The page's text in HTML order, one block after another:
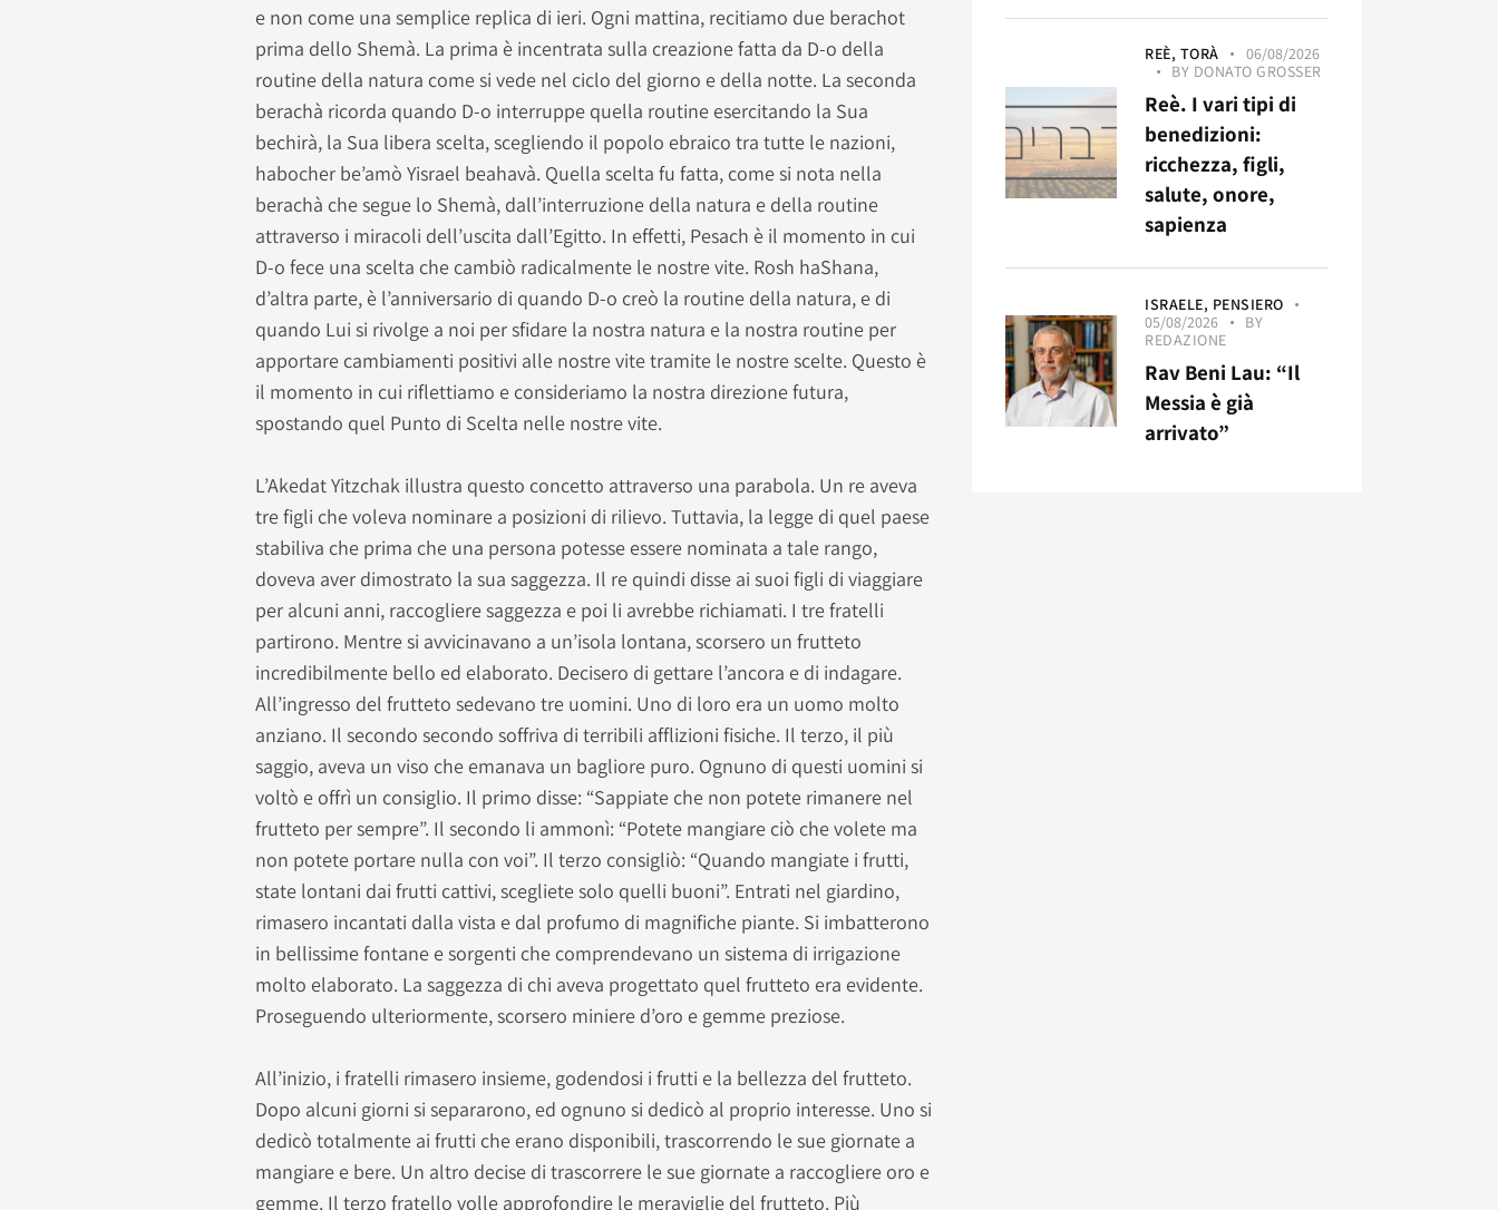
e non come una semplice replica di ieri. Ogni mattina, recitiamo due berachot
prima dello Shemà. La prima è incentrata sulla creazione fatta da D-o della
routine della natura come si vede nel ciclo del giorno e della notte. La seconda
berachà ricorda quando D-o interruppe quella routine esercitando la Sua
bechirà, la Sua libera scelta, scegliendo il popolo ebraico tra tutte le nazioni,
habocher be’amò Yisrael beahavà. Quella scelta fu fatta, come si nota nella
berachà che segue lo Shemà, dall’interruzione della natura e della routine
attraverso i miracoli dell’uscita dall’Egitto. In effetti, Pesach è il momento in cui
D-o fece una scelta che cambiò radicalmente le nostre vite. Rosh haShana,
d’altra parte, è l’anniversario di quando D-o creò la routine della natura, e di
quando Lui si rivolge a noi per sfidare la nostra natura e la nostra routine per
apportare cambiamenti positivi alle nostre vite tramite le nostre scelte. Questo è
il momento in cui riflettiamo e consideriamo la nostra direzione futura,
spostando quel Punto di Scelta nelle nostre vite.
L’Akedat Yitzchak illustra questo concetto attraverso una parabola. Un re aveva
tre figli che voleva nominare a posizioni di rilievo. Tuttavia, la legge di quel paese
stabiliva che prima che una persona potesse essere nominata a tale rango,
doveva aver dimostrato la sua saggezza. Il re quindi disse ai suoi figli di viaggiare
per alcuni anni, raccogliere saggezza e poi li avrebbe richiamati. I tre fratelli
partirono. Mentre si avvicinavano a un’isola lontana, scorsero un frutteto
incredibilmente bello ed elaborato. Decisero di gettare l’ancora e di indagare.
All’ingresso del frutteto sedevano tre uomini. Uno di loro era un uomo molto
anziano. Il secondo secondo soffriva di terribili afflizioni fisiche. Il terzo, il più
saggio, aveva un viso che emanava un bagliore puro. Ognuno di questi uomini si
voltò e offrì un consiglio. Il primo disse: “Sappiate che non potete rimanere nel
frutteto per sempre”. Il secondo li ammonì: “Potete mangiare ciò che volete ma
non potete portare nulla con voi”. Il terzo consigliò: “Quando mangiate i frutti,
state lontani dai frutti cattivi, scegliete solo quelli buoni”. Entrati nel giardino,
rimasero incantati dalla vista e dal profumo di magnifiche piante. Si imbatterono
in bellissime fontane e sorgenti che comprendevano un sistema di irrigazione
molto elaborato. La saggezza di chi aveva progettato quel frutteto era evidente.
Proseguendo ulteriormente, scorsero miniere d’oro e gemme preziose.
All’inizio, i fratelli rimasero insieme, godendosi i frutti e la bellezza del frutteto.
Dopo alcuni giorni si separarono, ed ognuno si dedicò al proprio interesse. Uno si
dedicò totalmente ai frutti che erano disponibili, trascorrendo le sue giornate a
mangiare e bere. Un altro decise di trascorrere le sue giornate a raccogliere oro e
gemme. Il terzo fratello volle approfondire le meraviglie del frutteto. Più
REÈ, TORÀ
06/08/2026
BY DONATO GROSSER
Reè. I vari tipi di
benedizioni:
ricchezza, figli,
salute, onore,
sapienza
ISRAELE, PENSIERO
05/08/2026
BY
REDAZIONE
Rav Beni Lau: “Il
Messia è già
arrivato”